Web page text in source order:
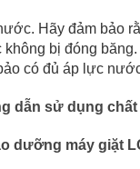
Hãy đảm bảo
bị đóng
có đủ áp lực
dẫn sử dụng
dưỡng máy giặt